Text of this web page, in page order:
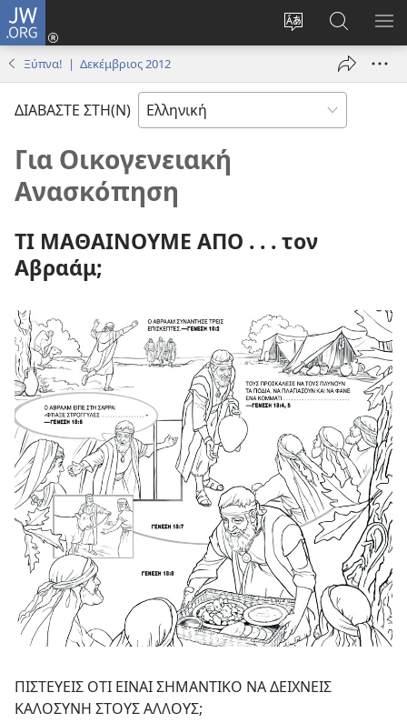
JW.ORG
Αλλαγή
γλώσσας
ιστότοπου
Σύνδεση
(ανοίγει
παράθυρο)
στο
JW.ORG
Ξύπνα! | Δεκέμβριος 2012
ΔΙΑΒΑΣΤΕ ΣΤΗ(Ν)
Για Οικογενειακή
Ανασκόπηση
ΤΙ ΜΑΘΑΙΝΟΥΜΕ ΑΠΟ . . . τον
Αβραάμ;
ΠΙΣΤΕΥΕΙΣ ΟΤΙ ΕΙΝΑΙ ΣΗΜΑΝΤΙΚΟ ΝΑ ΔΕΙΧΝΕΙΣ
ΚΑΛΟΣΥΝΗ ΣΤΟΥΣ ΑΛΛΟΥΣ;